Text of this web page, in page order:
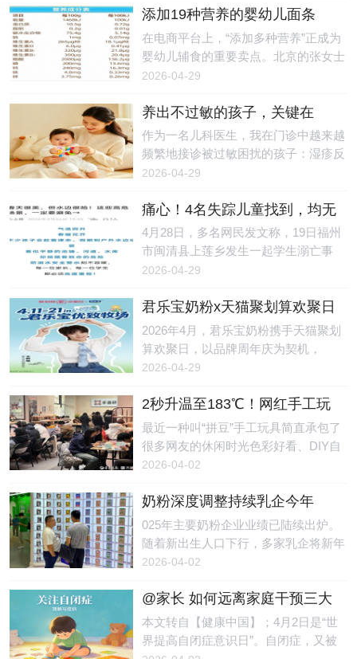
实力，立行业标杆十年，足以让一颗种
在时光的淬炼中，成长为一个行业的标
杆。盘古树，作为广东广播电视台指定
的家庭教育基地，自创立之初，便肩负
（上海）超市有限责任公司抽检检出，
总钠指标未达标准，婴幼儿食品安全风
险引发社会广泛关注。通告明确，此次
不合格产品为“A2奶酪酸奶（婴幼儿罐
（安徽）食品科技有限公司生产、奶酪
博士（上海）科技有限公司（以下简
称“奶酪博士”）委托代工，生产日期为
2025年11月12日，被抽样单位为山姆
（上海）超市有限责任公司，核心不合
添加19种营养的婴幼儿面条
是“智商税”？专家：非普遍必
需，少量补充也有意义
在电商平台上，“添加多种营养”正成为
婴幼儿辅食的重要卖点。北京的张女士
（化姓）在选购婴幼儿面条时发现，不
签，从维生素A、B、D，到钙、铁、
锌，再到DHA、益生元，产品标签上的
营养成分越来越丰富。但张女士了解
过，上述成分中，如维生素B具有较强
性，经过高温煮制后，可能会发生损
耗、氧化等现象。这让她产生疑问：在
煮过之后，诸如维生素、DHA等营养成
分，还能被孩子们吃到吗？所谓的“营
养面条”，会是“智商税”吗？食品研发工
2026-04-29
养出不过敏的孩子，关键在
于“平衡”
作为一名儿科医生，我在门诊中越来越
频繁地接诊被过敏困扰的孩子：湿疹反
复发作让孩子夜晚难以安睡，食物过敏
频繁发作导致孩子运动受限，尤其是最
近春暖花开，不少孩子被过敏性鼻炎缠
上，喷嚏不断、眼睛红肿，影响日常生
活。调查显示，儿童过敏性疾病的发病
例，1990年至2010年的20年间，其发
病率每10年增长约50%。但值得欣慰的
是，越来越多的研究表明，过敏并非完
全由基因决定，生命早期的环境因素，
在过敏的发生发展中起着关键作用。不
2026-04-29
痛心！4名失踪儿童找到，均无
生命体征
4月28日，多名网民发文称，19日福州
市闽清县上莲乡发生一起学生溺亡事
故。红星新闻记者从闽清县委宣传部获
日），有4名儿童私自前往自然水域游
泳，不幸溺亡。另据极目新闻消息：28
日晚，闽清县权威部门一名工作人员告
诉记者，4月19日19时许，闽清县上莲
安、应急等部门第一时间介入开展搜寻
工作，当地也组织了干部、群众加入搜
寻。当天20时33分许，到次日凌晨0时
25分许，先后在上莲乡某村庄一处溪水
内捞起4名失踪儿童，均无生命体征。
2026-04-29
君乐宝奶粉x天猫聚划算欢聚日
圆满收官，引爆亲子户外新浪
潮
2026年4月，君乐宝奶粉携手天猫聚划
算欢聚日，以品牌周年庆为契机，
以“放风山野 宝护成长”为主题，成功举
达人种草以及品牌溯源的春日营销盛
事。活动期间，君乐宝奶粉不仅实现了
销售与声量的双向爆发，更在新生代父
母群体中，深度传递了“脑体双优”的科
题春季育儿痛点随着“户外遛娃”成为新
的探索欲与换季敏感期的健康隐患，成
为家长们的核心焦虑。君乐宝敏锐地捕
捉到这一需求，以“把自己还给山野，
2026-04-29
2秒升温至183℃！网红手工玩
具暗藏风险，有女孩被烧伤
最近一种叫“拼豆”手工玩具简直承包了
很多网友的休闲时光色彩好看、DIY自
由、做完超有成就感学生党、年轻人更
到看起来可可爱爱的手工玩具背后藏着
致命危险前不久一段视频在网上引发关
注↓↓↓REC画面中：一名小女孩在家
玩“拼豆”时，配套使用的小熨斗突然漏
电源，但手部仍不幸被烧伤。小熨斗突
看似可爱的玩具究竟隐藏着怎样的使用
风险？近日宁波市镇海区消防救援局联
2026-04-02
奶粉深度调整持续乳企今年
要“抢份额”，营养品同质化竞争
待解
025年主要奶粉企业业绩已陆续出炉。
随着新出生人口下行，多家乳企将新年
任务定为“抢份额”，市场集中度面临进
速布局营养品赛道，同质化竞争的问题
随之显现。新年目标：抢份额“今年新
年誓师大会的主题就是‘狭路相逢勇者
胜’。”一家国内奶粉企业负责人告诉记
2026-04-02
@家长 如何远离家庭干预三大
常见误区｜世界提高自闭症意
识日
本文转自【健康中国】；4月2日是“世
界提高自闭症意识日”。自闭症，又被